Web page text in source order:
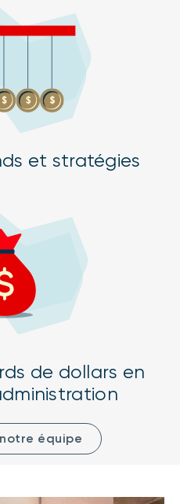
et stratégies
de dollars en
équipe